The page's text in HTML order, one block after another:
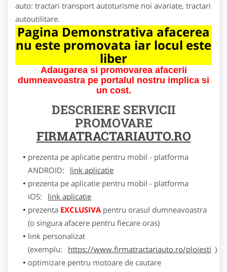
auto: tractari transport autoturisme noi avariate, tractari
autoutilitare.
Pagina Demonstrativa afacerea
nu este promovata iar locul este
liber
Adaugarea si promovarea afacerii
dumneavoastra pe portalul nostru implica si
un cost.
DESCRIERE SERVICII
PROMOVARE
FIRMATRACTARIAUTO.RO
prezenta pe aplicatie pentru mobil - platforma
ANDROID:
link aplicatie
prezenta pe aplicatie pentru mobil - platforma
iOS:
link aplicatie
prezenta EXCLUSIVApentru orasul dumneavoastra
(o singura afacere pentru fiecare oras)
link personalizat
(exemplu:
https://www.firmatractariauto.ro/ploiesti )
optimizare pentru motoare de cautare